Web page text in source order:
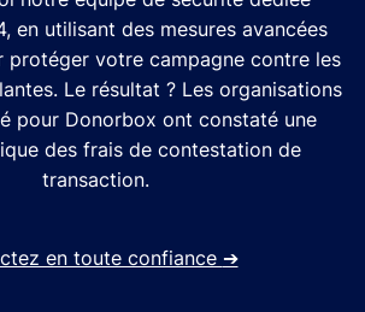
en utilisant des mesures avancées
protéger votre campagne contre les
Le résultat ? Les organisations
pour Donorbox ont constaté une
des frais de contestation de
transaction.
en toute confiance ➔